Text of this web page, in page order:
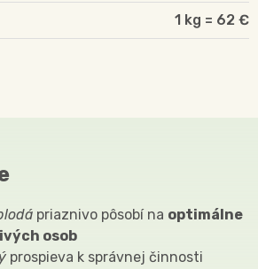
1 kg = 62 €
priaznivo pôsobí na optimálne
osob
prospieva k správnej činnosti